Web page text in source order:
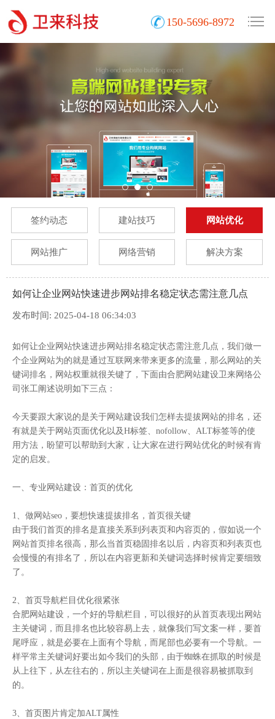
150-5696-8972
签约动态 建站技巧 网站优化
网站推广 网络营销 解决方案
如何让企业网站快速进步网站排名稳定状态需注意几点
发布时间: 2025-04-18 06:34:03
如何让企业网站快速进步网站排名稳定状态需注意几点，我们做一
个企业网站为的就是通过互联网来带来更多的流量，那么网站的关
键词排名，网站权重就很关键了，下面由合肥网站建设卫来网络公
司张工阐述说明如下三点：
今天要跟大家说的是关于网站建设我们怎样去提拔网站的排名，还
有就是关于网站页面优化以及H标签、nofollow、ALT标签等的使
用方法，盼望可以帮助到大家，让大家在进行网站优化的时候有肯
定的启发。
一、专业网站建设：首页的优化
1、做网站seo，要想快速提拔排名，首页很关键
由于我们首页的排名是直接关系到列表页和内容页的，假如说一个
网站首页排名很高，那么当首页稳固排名以后，内容页和列表页也
会慢慢的有排名了，所以在内容更新和关键词选择时候肯定要细致
了。
2、首页导航栏目优化很紧张
合肥网站建设，一个好的导航栏目，可以很好的从首页表现出网站
主关键词，而且排名也比较容易上去，就像我们写文案一样，要首
尾呼应，就是必要在上面有个导航，而尾部也必要有一个导航。一
样平常主关键词好要出如今我们的头部，由于蜘蛛在抓取的时候是
从上往下，从左往右的，所以主关键词在上面是很容易被抓取到
的。
3、首页图片肯定加ALT属性